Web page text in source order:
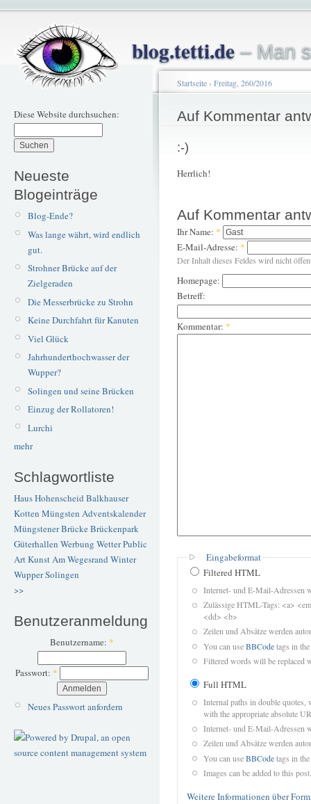
blog.tetti.de– Man
Diese Website durchsuchen:
Neueste
Blogeinträge
Blog-Ende?
Was lange währt, wird endlich
gut.
Strohner Brücke auf der
Zielgeraden
Die Messerbrücke zu Strohn
Keine Durchfahrt für Kanuten
Viel Glück
Jahrhunderthochwasser der
Wupper?
Solingen und seine Brücken
Einzug der Rollatoren!
Lurchi
mehr
Schlagwortliste
Haus Hohenscheid Balkhauser
Kotten Müngsten Adventskalender
Müngstener BrückeBrückenpark
Güterhallen Werbung WetterPublic
ArtKunstAm Wegesrand Winter
WupperSolingen
>>
Benutzeranmeldung
Benutzername: *
Passwort: *
Neues Passwort anfordern
Startseite› Freitag, 260/2016
Auf Kommentar
:-)
Herrlich!
Auf Kommentar
Ihr Name: *
E-Mail-Adresse: *
Der Inhalt dieses Feldes wird nicht
Homepage:
Betreff:
Kommentar: *
Eingabeformat
Filtered HTML
Internet- und E-Mail-Adressen
Zulässige HTML-Tags: <a>
<dd> <b>
Zeilen und Absätze werden
You can useBBCodetags in
Filtered words will be replaced
Full HTML
Internal paths in double quotes,
with the appropriate absolute
Internet- und E-Mail-Adressen
Zeilen und Absätze werden
You can useBBCodetags in
Images can be added to this post.
Weitere Informationen über